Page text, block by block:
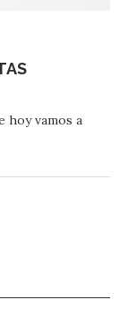
hoy vamos a